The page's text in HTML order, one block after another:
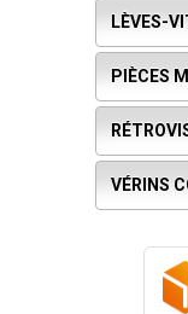
LÈVES-
PIÈCES
VÉRINS